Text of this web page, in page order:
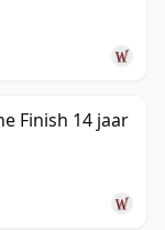
Finish 14 jaar